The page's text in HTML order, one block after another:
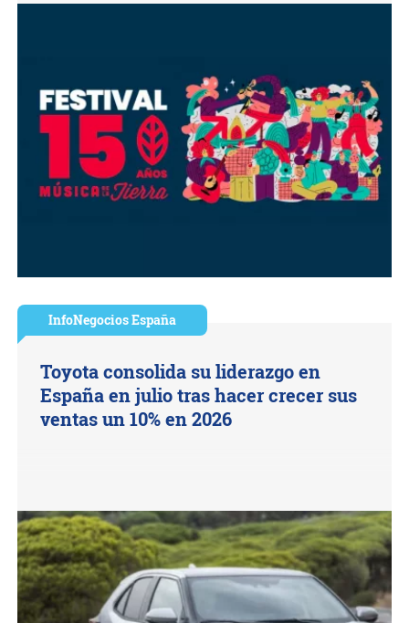
InfoNegocios España
Toyota consolida su liderazgo en
España en julio tras hacer crecer sus
ventas un 10% en 2026